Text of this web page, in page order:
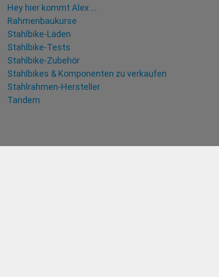
Hey hier kommt Alex …
Rahmenbaukurse
Stahlbike-Läden
Stahlbike-Tests
Stahlbike-Zubehör
Stahlbikes & Komponenten zu verkaufen
Stahlrahmen-Hersteller
Tandem